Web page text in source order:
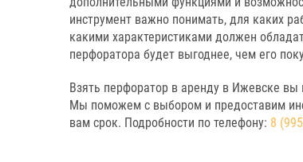
инструмент важно понимать, для каких
какими характеристиками должен
перфоратора будет выгоднее, чем его
Взять перфоратор в аренду в Ижевске вы
Мы поможем с выбором и предоставим
вам срок. Подробности по телефону: 8